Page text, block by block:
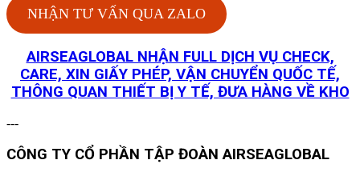
NHẬN TƯ VẤN QUA ZALO
AIRSEAGLOBAL NHẬN FULL DỊCH VỤ CHECK,
CARE, XIN GIẤY PHÉP, VẬN CHUYỂN QUỐC TẾ,
THÔNG QUAN THIẾT BỊ Y TẾ, ĐƯA HÀNG VỀ KHO
---
CÔNG TY CỔ PHẦN TẬP ĐOÀN AIRSEAGLOBAL